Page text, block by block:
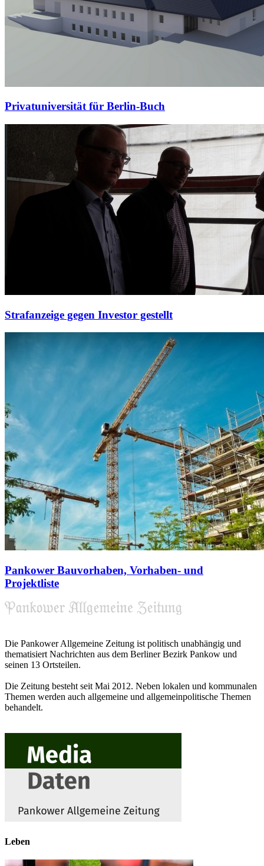
Privatuniversität für Berlin-Buch
Strafanzeige gegen Investor gestellt
Pankower Bauvorhaben, Vorhaben- und
Projektliste
Die Pankower Allgemeine Zeitung ist politisch unabhängig und
thematisiert Nachrichten aus dem Berliner Bezirk Pankow und
seinen 13 Ortsteilen.
Die Zeitung besteht seit Mai 2012. Neben lokalen und kommunalen
Themen werden auch allgemeine und allgemeinpolitische Themen
behandelt.
Leben